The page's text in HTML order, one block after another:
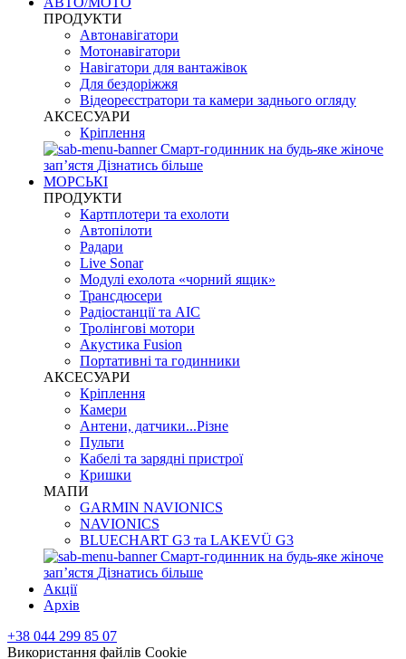
ПРОДУКТИ
Автонавігатори
Мотонавігатори
Навігатори для вантажівок
Для бездоріжжя
Відеореєстратори та камери заднього огляду
АКСЕСУАРИ
Кріплення
Смарт-годинник на будь-яке жіноче
запʼястя Дізнатись більше
МОРСЬКІ
ПРОДУКТИ
Картплотери та ехолоти
Автопілоти
Радари
Live Sonar
Модулі ехолота «чорний ящик»
Трансдюсери
Радіостанції та АІС
Тролінгові мотори
Акустика Fusion
Портативні та годинники
АКСЕСУАРИ
Кріплення
Камери
Антени, датчики...Різне
Пульти
Кабелі та зарядні пристрої
Кришки
МАПИ
GARMIN NAVIONICS
NAVIONICS
BLUECHART G3 та LAKEVÜ G3
Смарт-годинник на будь-яке жіноче
запʼястя Дізнатись більше
Акції
Архів
+38 044 299 85 07
Використання файлів Cookie